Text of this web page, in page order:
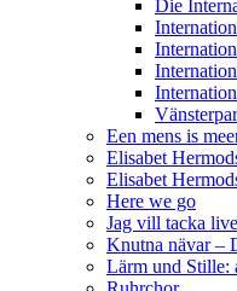
Die
Een mens is
Elisabet
Elisabet
Here we go
Jag vill tacka
Knutna nävar –
Lärm und Stille: